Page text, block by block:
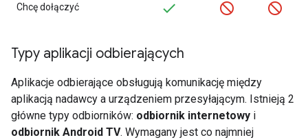
Chcę dołączyć
Typy aplikacji odbierających
Aplikacje odbierające obsługują komunikację między
aplikacją nadawcy a urządzeniem przesyłającym. Istnieją 2
główne typy odbiorników: odbiornik internetowy i
odbiornik Android TV. Wymagany jest co najmniej